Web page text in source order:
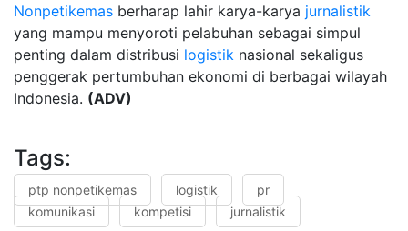
Nonpetikemas berharap lahir karya-karya jurnalistik
yang mampu menyoroti pelabuhan sebagai simpul
penting dalam distribusi logistik nasional sekaligus
penggerak pertumbuhan ekonomi di berbagai wilayah
Indonesia. (ADV)
Tags:
ptp nonpetikemas logistik
pr
komunikasi
kompetisi jurnalistik